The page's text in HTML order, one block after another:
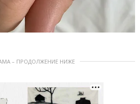
– ПРОДОЛЖЕНИЕ НИЖЕ